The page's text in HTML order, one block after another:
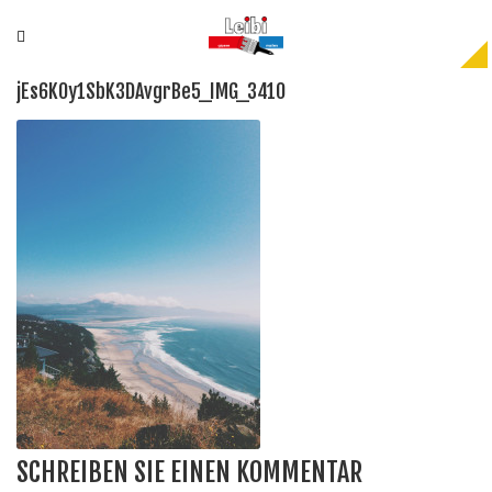
jEs6K0y1SbK3DAvgrBe5_IMG_3410
SCHREIBEN SIE EINEN KOMMENTAR